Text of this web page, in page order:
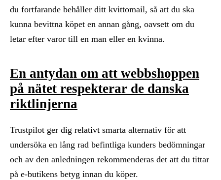
du fortfarande behåller ditt kvittomail, så att du ska
kunna bevittna köpet en annan gång, oavsett om du
letar efter varor till en man eller en kvinna.
En antydan om att webbshoppen
på nätet respekterar de danska
riktlinjerna
Trustpilot ger dig relativt smarta alternativ för att
undersöka en lång rad befintliga kunders bedömningar
och av den anledningen rekommenderas det att du tittar
på e-butikens betyg innan du köper.